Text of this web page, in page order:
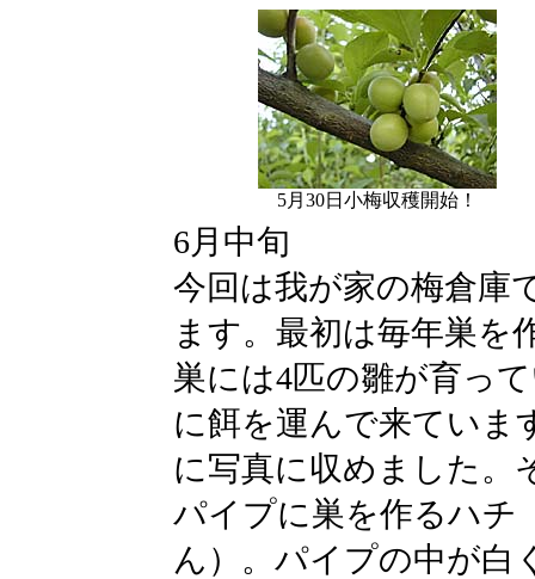
5月30日小梅収穫開始！
6月中旬
今回は我が家の梅倉庫
ます。最初は毎年巣を
巣には4匹の雛が育っ
に餌を運んで来ていま
に写真に収めました。
パイプに巣を作るハチ
ん）。パイプの中が白